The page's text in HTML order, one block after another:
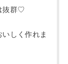
抜群♡
しく作れま